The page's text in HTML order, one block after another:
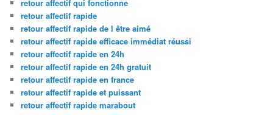
retour affectif qui fonctionne
retour affectif rapide
retour affectif rapide de l être aimé
retour affectif rapide efficace immédiat réussi
retour affectif rapide en 24h
retour affectif rapide en 24h gratuit
retour affectif rapide en france
retour affectif rapide et puissant
retour affectif rapide marabout